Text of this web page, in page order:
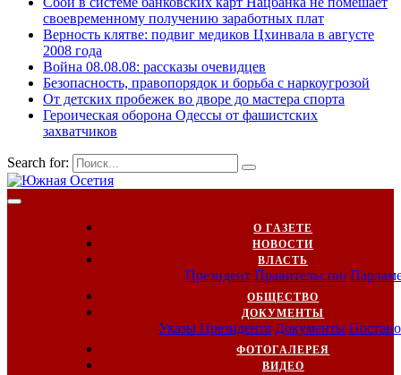
своевременному получению заработных плат
Верность клятве: подвиг медиков Цхинвала в августе
2008 года
Война 08.08.08: рассказы очевидцев
Безопасность, правопорядок и борьба с наркоугрозой
От детских пробежек во дворе до мастера спорта
Героическая оборона Одессы от фашистских
захватчиков
Search for:
О ГАЗЕТЕ
НОВОСТИ
ВЛАСТЬ
Президент Правительство
ОБЩЕСТВО
ДОКУМЕНТЫ
Указы Президента Документы
ФОТОГАЛЕРЕЯ
ВИДЕО